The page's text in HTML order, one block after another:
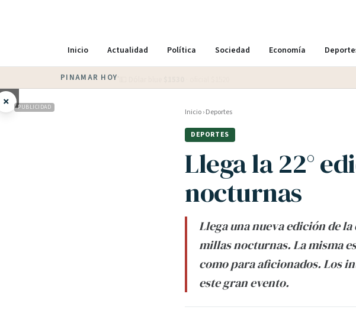
Inicio Actualidad Política Sociedad Economía
PINAMAR HOY·
× PUBLICIDAD Inicio›Deportes
DEPORTES
Llega la 22°
nocturnas
Llega una nueva edición de
millas nocturnas. La misma
como para aficionados. Los
este gran evento.